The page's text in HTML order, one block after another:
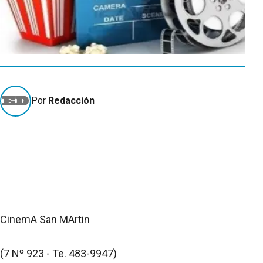
Por Redacción
CinemA San MArtin
(7 Nº 923 - Te. 483-9947)